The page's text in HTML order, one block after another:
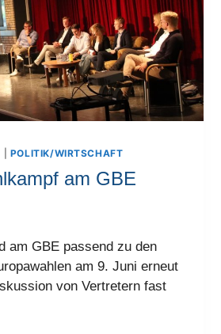
POLITIK/WIRTSCHAFT
am GBE
am GBE passend zu den
am 9. Juni erneut
von Vertretern fast